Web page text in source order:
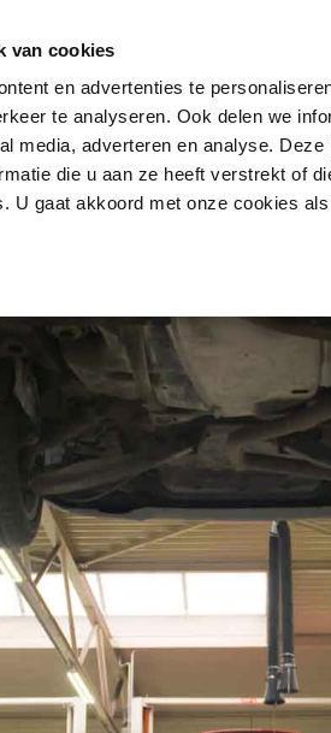
van cookies
en advertenties te
te analyseren. Ook delen we
media, adverteren en analyse.
die u aan ze heeft verstrekt of
U gaat akkoord met onze cookies
graag. Bel:0513 – 744 120
APK Autoverhuur Service